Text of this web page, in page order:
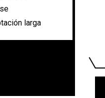
larga